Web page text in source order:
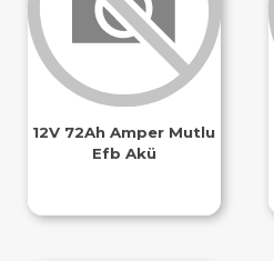
12V 72Ah Amper Mutlu
Efb Akü